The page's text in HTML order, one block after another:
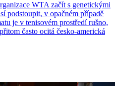
WTA začít s genetickými
podstoupit, v opačném případě
je v tenisovém prostředí rušno,
často ocitá česko-americká